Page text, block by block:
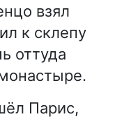
взял
к склепу
оттуда
Парис,